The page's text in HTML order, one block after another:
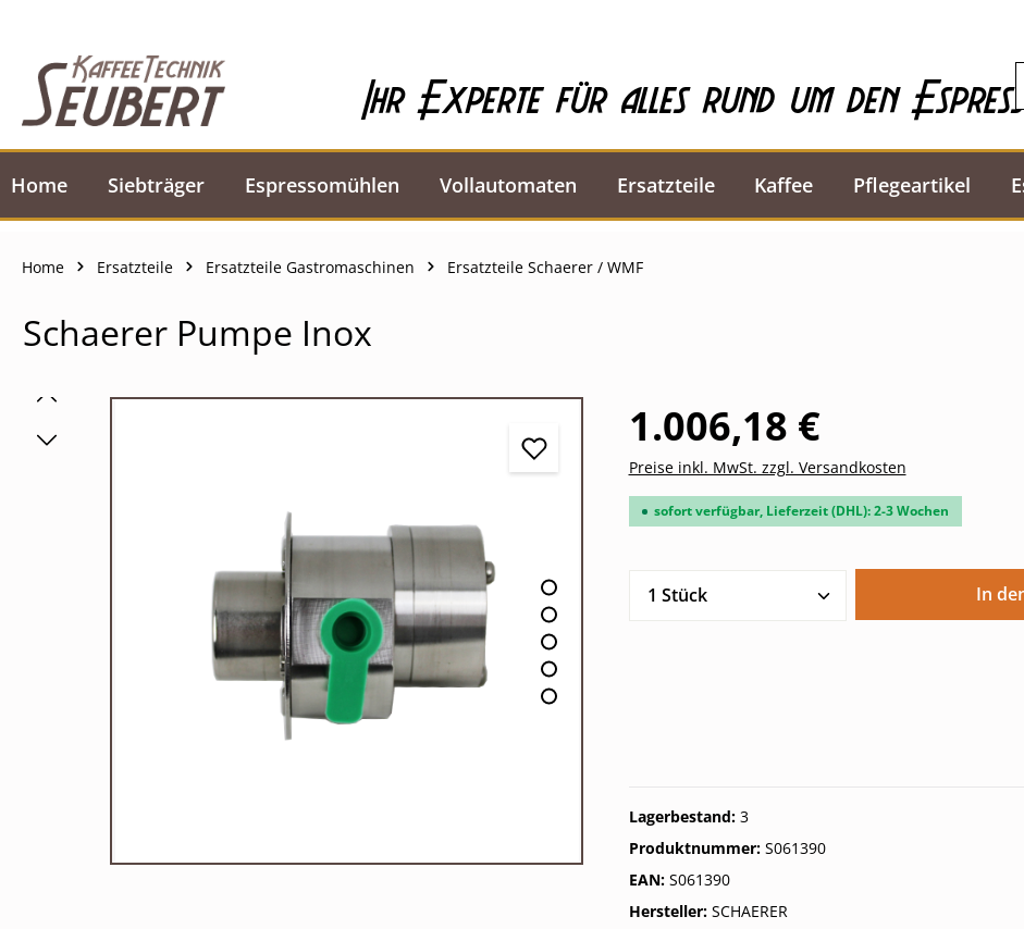
Ihr Experte für alles rund um den
Home Siebträger Espressomühlen Vollautomaten Ersatzteile Kaffee Pflegeartikel
Home Ersatzteile Ersatzteile Gastromaschinen Ersatzteile Schaerer / WMF
Schaerer Pumpe Inox
Bildergalerie überspringen 1.006,18 €
Preise inkl. MwSt. zzgl. Versandkosten
sofort verfügbar, Lieferzeit (DHL): 2-3 Wochen
Produkt Anzahl: Gib den
In
Lagerbestand: 3
Produktnummer: S061390
EAN: S061390
Hersteller: SCHAERER